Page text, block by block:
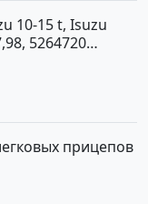
10-15 t, Isuzu
5264720
прицепов